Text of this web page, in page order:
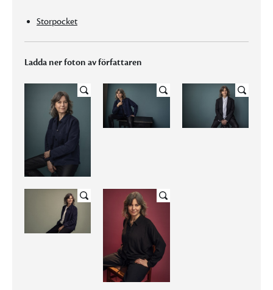
Storpocket
Ladda ner foton av författaren